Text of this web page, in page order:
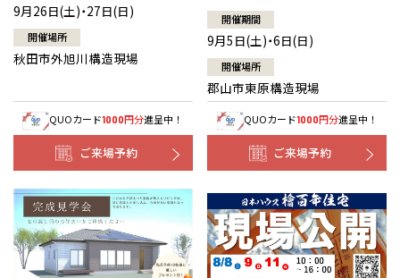
9月26日(土)・27日(日)
開催場所
秋田市外旭川構造現場
QUOカード1000円分進呈中！
ご来場予約
開催期間
9月5日(土)・6日(日)
開催場所
郡山市東原構造現場
QUOカード1000円分進呈中！
ご来場予約